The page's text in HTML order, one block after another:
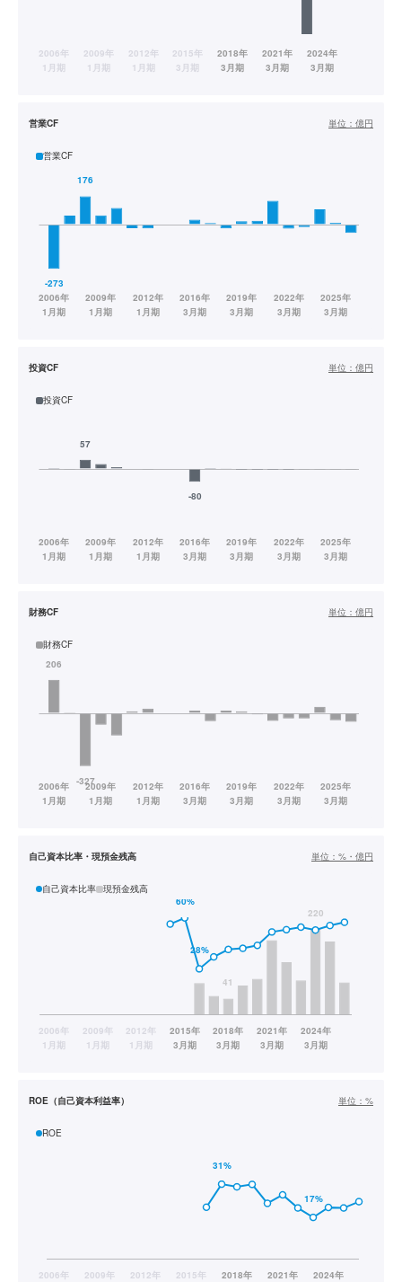
営業CF 単位： 億円
営業CF
投資CF 単位： 億円
投資CF
財務CF 単位： 億円
財務CF
自己資本比率・現預金残高 単位： %・億円
自己資本比率 現預金残高
ROE（自己資本利益率） 単位： %
ROE